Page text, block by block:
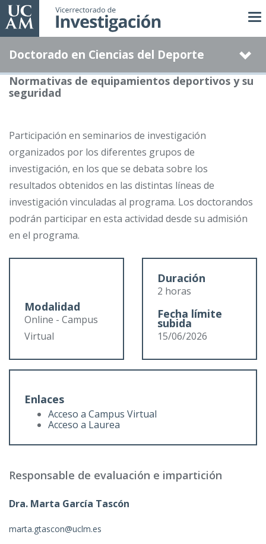
Pasar
al
principal
Doctorado en Ciencias del Deporte
Normativas de equipamientos deportivos y su
seguridad
Participación en seminarios de investigación
organizados por los diferentes grupos de
investigación, en los que se debata sobre los
resultados obtenidos en las distintas líneas de
investigación vinculadas al programa. Los doctorandos
podrán participar en esta actividad desde su admisión
en el programa.
Modalidad
Online - Campus
Virtual
Duración
2 horas
Fecha límite
subida
15/06/2026
Enlaces
Acceso a Campus Virtual
Acceso a Laurea
Responsable de evaluación e impartición
Dra. Marta García Tascón
marta.gtascon@uclm.es